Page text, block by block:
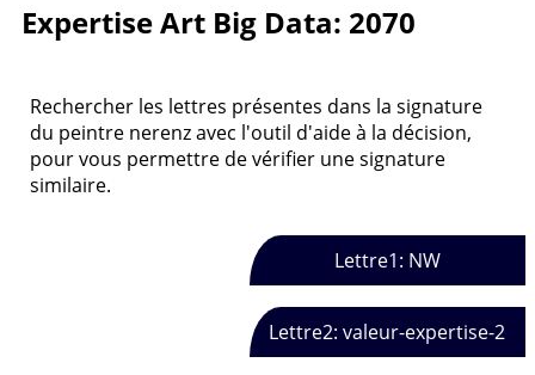
Expertise Art Big Data: 2070
Rechercher les lettres présentes dans la signature
du peintre nerenz avec l'outil d'aide à la décision,
pour vous permettre de vérifier une signature
similaire.
Lettre1: NW
Lettre2: valeur-expertise-2